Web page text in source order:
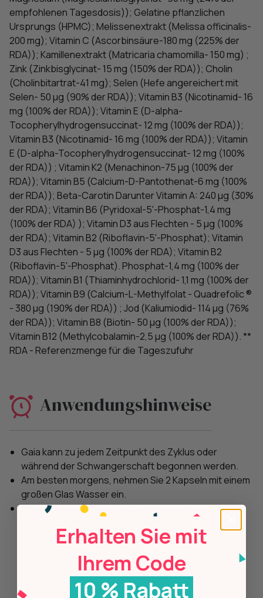
empfohlenen Tagesdosis)); Gelatine pflanzlichen
Ursprungs (HPMC); Melissenextrakt (Melissa officinalis-
200 mg); Vitamin C (Ascorbinsäure-180 mg (225% der
RDA)); Kamillenextrakt (Matricaria chamomilla- 150 mg) ;
Zink (Zinkbisglycinat- 15 mg (150% der RDA)); Cholin
(Cholinbitartrat-41 mg); Selen (Hefe angereichert mit
Selen- 50 μg (90% der RDA)); Vitamin B3 (Nicotinamid- 16
mg (100% der RDA)); Vitamin E (D-alpha-
Tocopherylhydrogensuccinat- 12 mg (100% der RDA));
Vitamin B3 (Nicotinamid- 16 mg (100% der RDA)); Vitamin
E (D-alpha-Tocopherylhydrogensuccinat- 12 mg (100%
der RDA)) ; Vitamin K2 (Menachinon-75 μg (100% der
RDA)); Vitamin B5 (Calcium-D-Pantothenat-6 mg (100%
der RDA)); Beta-Carotin Darunter Vitamin A: 240 μg (30%
der RDA); Vitamin B6 (Pyridoxal-5'-Phosphat-1,4 mg
(100% der RDA) ); Vitamin D3 aus Flechten - 5 μg (100%
der RDA); Vitamin B2 (Riboflavin-5'-Phosphat); Vitamin
D3 aus Flechten - 5 μg (100% der RDA); Vitamin B2
(Riboflavin-5'-Phosphat). Phosphat-1,4 mg (100% der
RDA)); Vitamin B1 (Thiaminhydrochlorid- 1,1 mg (100% der
RDA)); Vitamin B9 (Calcium-L-Methylfolat - Quadrefolic ®
- 380 μg (190% der RDA)) ; Jod (Kaliumiodid- 114 μg (76%
der RDA)); Vitamin B8 (Biotin- 50 μg (100% der RDA));
Vitamin B12 (Methylcobalamin-2,5 μg (100% der RDA)). **
RDA - Referenzmenge für die Tageszufuhr
Anwendungshinweise
Gaia kann zu jedem Zeitpunkt des Zyklus oder
während der Schwangerschaft begonnen werden.
Am besten morgens, nehmen Sie 2 Kapseln mit einem
großen Glas Wasser ein.
Gaia kann während der gesamten Schwangerschaft
Erhalten Sie mit
Ihrem Code
10 % Rabatt